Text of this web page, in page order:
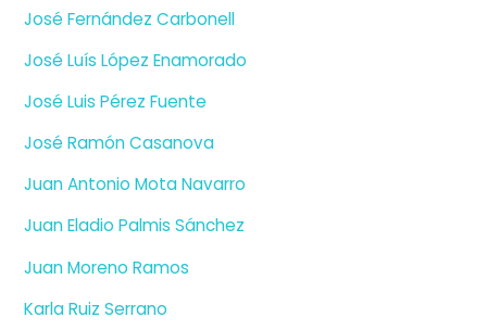
José Fernández Carbonell
José Luís López Enamorado
José Luis Pérez Fuente
José Ramón Casanova
Juan Antonio Mota Navarro
Juan Eladio Palmis Sánchez
Juan Moreno Ramos
Karla Ruiz Serrano